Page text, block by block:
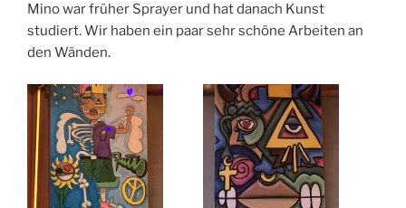
Mino war früher Sprayer und hat danach Kunst
studiert. Wir haben ein paar sehr schöne Arbeiten an
den Wänden.